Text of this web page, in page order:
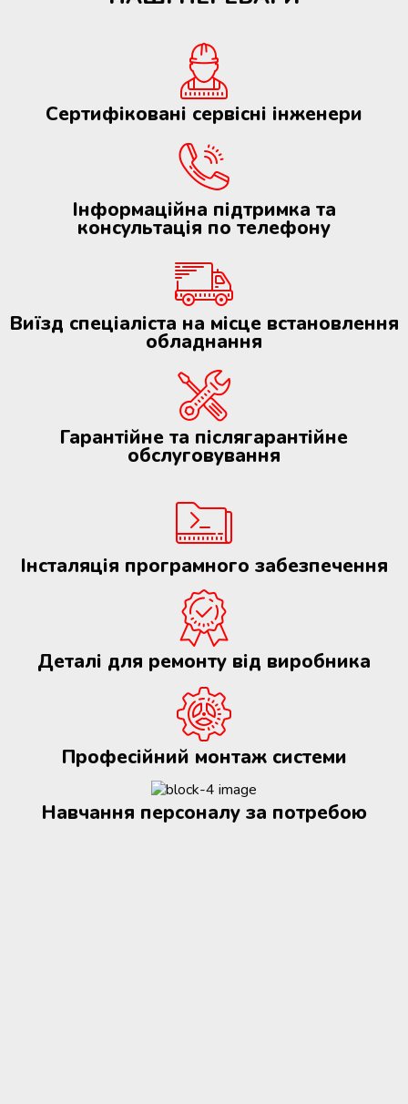
Сертифіковані сервісні інженери
Інформаційна підтримка та
консультація по телефону
Виїзд спеціаліста на місце встановлення
обладнання
Гарантійне та післягарантійне
обслуговування
Інсталяція програмного забезпечення
Деталі для ремонту від виробника
Професійний монтаж системи
Навчання персоналу за потребою